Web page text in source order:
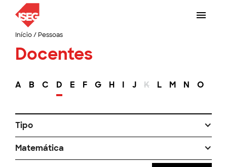
Início/ Pessoas
Docentes
A B C D E F G H I J K L M N O
Tipo
Matemática